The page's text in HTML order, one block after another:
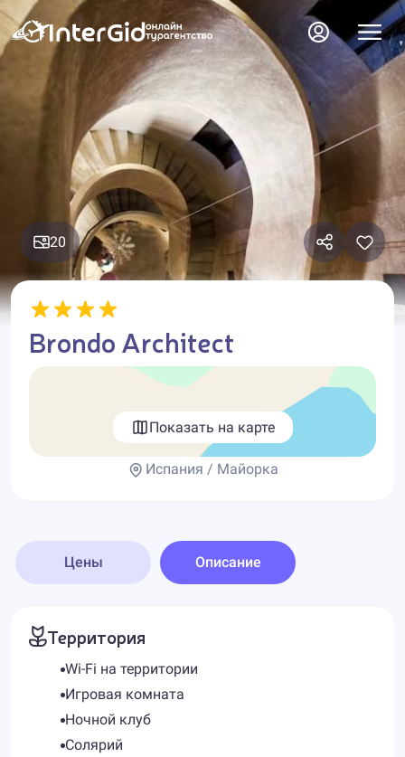
20
Brondo Architect
Показать на карте
Испания / Майорка
Цены Описание
Территория
Wi-Fi на территории
Игровая комната
Ночной клуб
Солярий